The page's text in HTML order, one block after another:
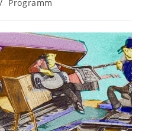
/ Programm